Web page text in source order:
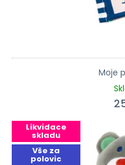
Moje
Likvidace
skladu
Vše za
polovic